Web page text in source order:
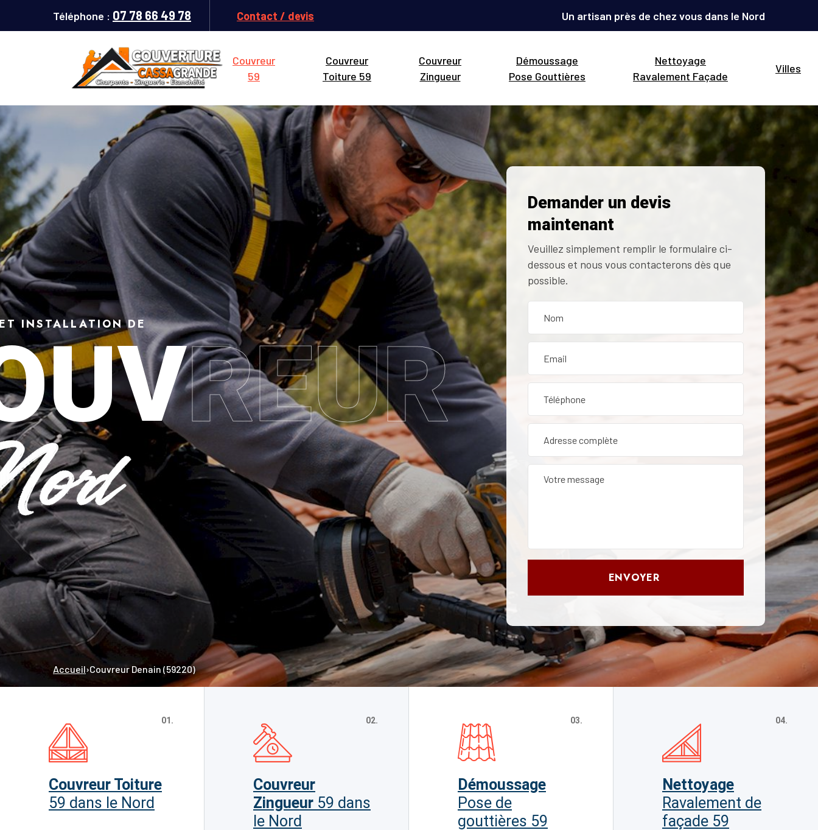
Téléphone : 07 78 66 49 78 Contact / devis Un artisan près de chez vous dans le Nord
Couvreur
59
Couvreur
Toiture 59
Couvreur
Zingueur
Démoussage
Pose Gouttières
Nettoyage
Ravalement Façade
Villes
INSTALLATION DE
Denain (59220) : réparation, rénovation et entretien de toiture dans le
REUR
Demander un devis
maintenant
Veuillez simplement remplir le formulaire ci-
dessous et nous vous contacterons dès que
possible.
ENVOYER
Accueil›Couvreur Denain (59220)
01.
Couvreur Toiture
59 dans le Nord
02.
Couvreur
Zingueur 59 dans
le Nord
03.
Démoussage
Pose de
gouttières 59
04.
Nettoyage
Ravalement de
façade 59